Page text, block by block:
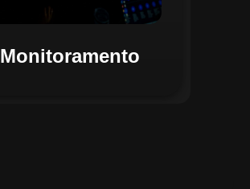
Monitoramento